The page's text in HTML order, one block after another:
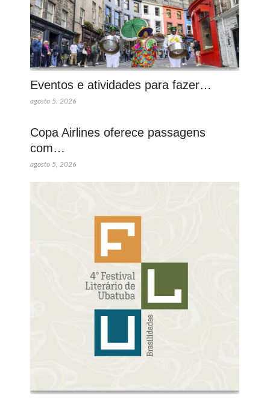
Eventos e atividades para fazer…
agosto 5, 2026
Copa Airlines oferece passagens
com…
agosto 5, 2026